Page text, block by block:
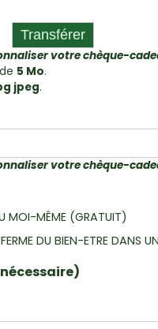
votre chèque-
5 Mo.
jpeg.
votre chèque-
MOI-MÊME (GRATUIT)
DU BIEN-ETRE DANS